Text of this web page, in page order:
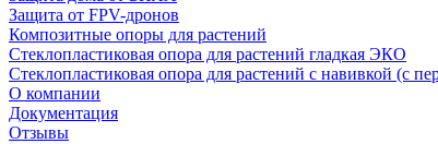
Защита от FPV-дронов
Композитные опоры для растений
Стеклопластиковая опора для растений гладкая ЭКО
Стеклопластиковая опора для растений с навивкой (с
О компании
Документация
Отзывы